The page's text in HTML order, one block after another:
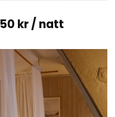
kr / natt